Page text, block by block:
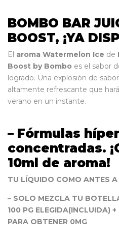
BOMBO BAR
BOOST, ¡YA
El aroma Watermelon Ice de
Boost by Bombo es el sabor
logrado. Una explosión de
altamente refrescante que
verano en un instante.
– Fórmulas híper
concentradas.
10ml de aroma!
TU LÍQUIDO COMO ANTES A
– SOLO MEZCLA TU
100 PG ELEGIDA(INCLUIDA)
PARA OBTENER 0MG